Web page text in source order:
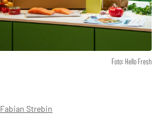
Foto: Hello Fresh
Fabian Strebin